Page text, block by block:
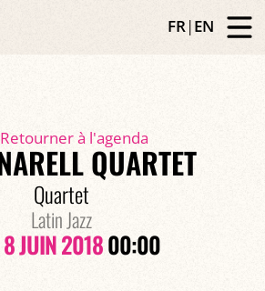
FR|EN
Retourner à l'agenda
QUARTET
Quartet
Latin Jazz
8 JUIN 201800:00